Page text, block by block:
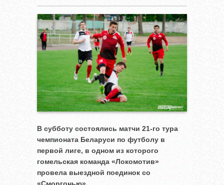
В субботу состоялись матчи 21-го тура
чемпионата Беларуси по футболу в
первой лиге, в одном из которого
гомельская команда «Локомотив»
провела выездной поединок со